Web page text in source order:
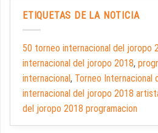
ETIQUETAS DE LA NOTICIA
50 torneo internacional del joropo
internacional del joropo 2018,
internacional, Torneo Internacional
internacional del joropo 2018
del joropo 2018 programacion